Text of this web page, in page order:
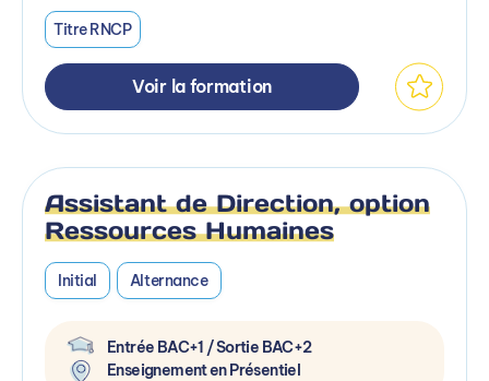
Titre RNCP
Voir la formation
Assistant de Direction, option
Ressources Humaines
Initial Alternance
Entrée BAC+1 / Sortie BAC+2
Enseignement en Présentiel